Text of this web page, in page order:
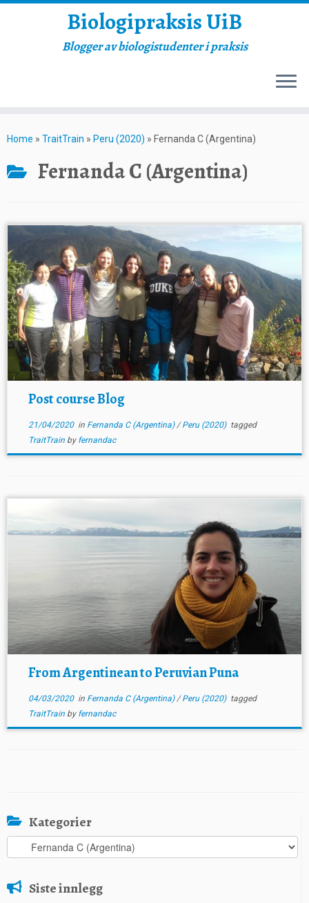
to
Biologipraksis UiB
Blogger av biologistudenter i praksis
Home » TraitTrain » Peru (2020) » Fernanda C (Argentina)
Fernanda C (Argentina)
Post course Blog
21/04/2020in Fernanda C (Argentina)/Peru (2020) tagged
TraitTrain by fernandac
From Argentinean to Peruvian Puna
04/03/2020in Fernanda C (Argentina)/Peru (2020) tagged
TraitTrain by fernandac
Kategorier
Kategorier
Siste innlegg